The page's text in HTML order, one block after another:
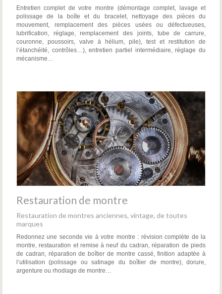
Entretien complet de votre montre (démontage complet, lavage et
polissage de la boîte et du bracelet, nettoyage des pièces du
mouvement, remplacement des pièces usées ou défectueuses,
lubrification, réglage, remplacement des joints, tube de carrure,
couronne, poussoirs, valve à hélium, pile), test et restitution de
l’étanchéité, contrôles…), entretien partiel intermédiaire, réglage du
mécanisme…
Restauration de montre
Restauration de montres anciennes, vintage, de toutes
marques
Redonnez une seconde vie à votre montre : révision complète de la
montre, restauration et remise à neuf du cadran, réparation de pieds
de cadran, réparation de boîtier de montre cassé, finition adaptée à
l’utilisation (polissage ou satinage du boîtier de montre), dorure,
argenture ou rhodiage de montre…